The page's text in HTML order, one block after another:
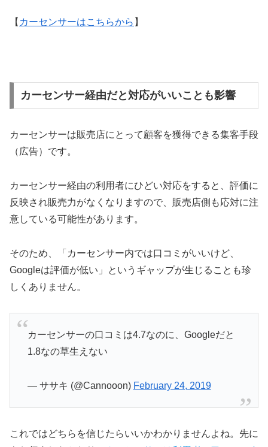
【 カーセンサーはこちらから 】
カーセンサー経由だと対応がいいことも影響
カーセンサーは販売店にとって顧客を獲得できる集客手段
（広告）です。
カーセンサー経由の利用者にひどい対応をすると、評価に
反映され販売力がなくなりますので、販売店側も応対に注
意している可能性があります。
そのため、「カーセンサー内では口コミがいいけど、
Googleは評価が低い」というギャップが生じることも珍
しくありません。
カーセンサーの口コミは4.7なのに、Googleだと
1.8なの草生えない
— ササキ (@Cannooon) February 24, 2019
これではどちらを信じたらいいかわかりませんよね。先に